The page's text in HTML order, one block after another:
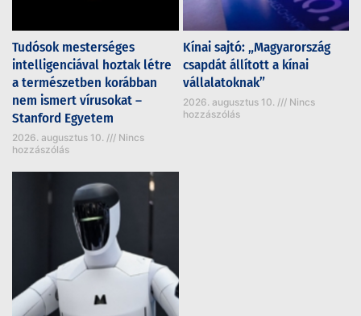
Tudósok mesterséges
intelligenciával hoztak létre
a természetben korábban
nem ismert vírusokat –
Stanford Egyetem
2026. augusztus 10.
Nincs
hozzászólás
Kínai sajtó: „Magyarország
csapdát állított a kínai
vállalatoknak”
2026. augusztus 10.
Nincs
hozzászólás